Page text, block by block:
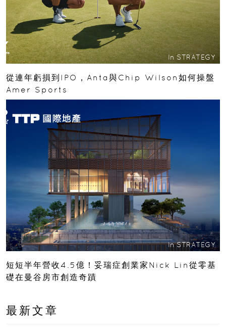
In STRATEGY
從連年虧損到IPO，Anta與Chip Wilson如何操盤
Amer Sports
In STRATEGY
短短半年營收4.5億！妥瑞症創業家Nick Lin從零基
礎在曼谷房市創造奇蹟
最新文章